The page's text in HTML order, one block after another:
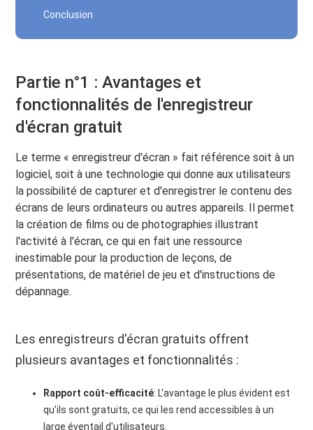
Conclusion
Partie n°1 : Avantages et
fonctionnalités de l'enregistreur
d'écran gratuit
Le terme « enregistreur d'écran » fait référence soit à un
logiciel, soit à une technologie qui donne aux utilisateurs
la possibilité de capturer et d'enregistrer le contenu des
écrans de leurs ordinateurs ou autres appareils. Il permet
la création de films ou de photographies illustrant
l'activité à l'écran, ce qui en fait une ressource
inestimable pour la production de leçons, de
présentations, de matériel de jeu et d'instructions de
dépannage.
Les enregistreurs d'écran gratuits offrent
plusieurs avantages et fonctionnalités :
Rapport coût-efficacité: L'avantage le plus évident est
qu'ils sont gratuits, ce qui les rend accessibles à un
large éventail d'utilisateurs.